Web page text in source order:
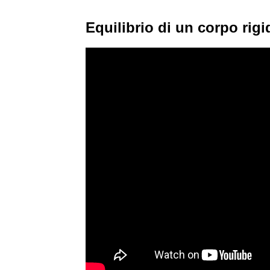
Equilibrio di un corpo